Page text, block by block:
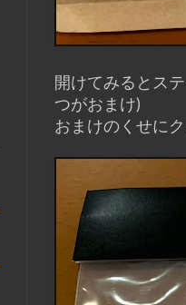
開けてみるとス
つがおまけ)
おまけのくせに